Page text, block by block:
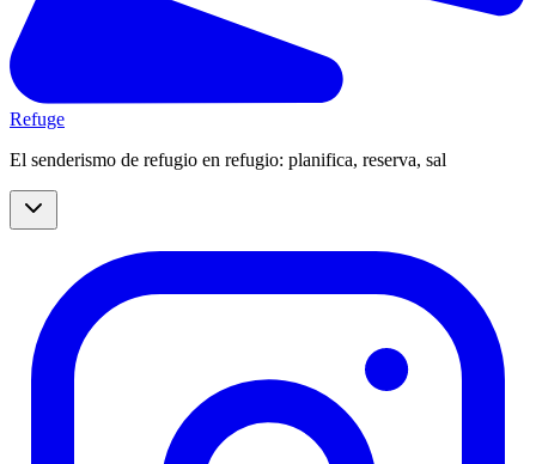
Refuge
El senderismo de refugio en refugio: planifica, reserva, sal